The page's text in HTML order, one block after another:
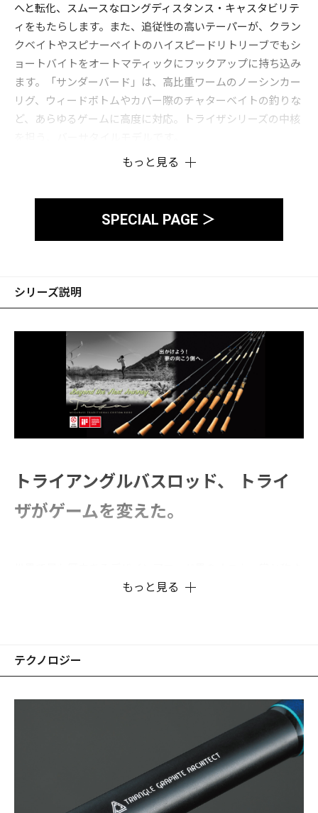
へと転化、スムースなロングディスタンス・キャスタビリテ
ィをもたらします。また、追従性の高いテーパーが、クラン
クベイトやスピナーベイトのハイスピードリトリーブでもシ
ョートバイトをオートマティックにフックアップに持ち込み
ます。「サンダーバード」は、高比重ワームのノーシンカー
リグ、ウィードボトムやカバー際のチャターベイトの釣りな
ど、あらゆるゲームに高度に対応。トライザシリーズの中核
もっと見る
SPECIAL PAGE ＞
シリーズ説明
トライアングルバスロッド、 トライ
ザがゲームを変えた。
れる、iF（国際フォーラム）デザインアワードを
トライザのTriangle-Concept(トライアングルコンセプト)と
は、1ピースシャフトを「３分解」し、それぞれの分解シャ
フトに「特化した機能を発揮させる」ものです。そして、
Newコンセプトモバイルロッド・トライザは、ドイツ・ハノ
ーバーを本拠地とするiFデザインアワード 2020を受賞。
ティップ(穂先）セクションは、センシティビティを高める
「TENTION（張り）」を発揮するシャフト製法に特化して設
ベリー（胴部）は、「TORQUE（引張強度がもたらす粘
もっと見る
テクノロジー